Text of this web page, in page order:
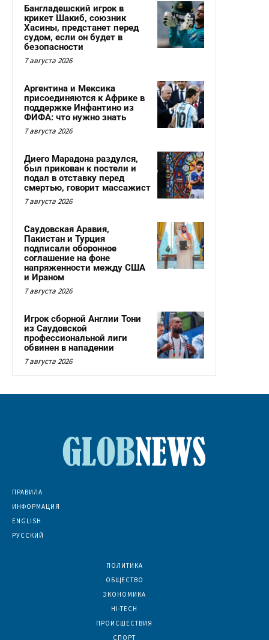
Бангладешский игрок в
крикет Шакиб, союзник
Хасины, предстанет перед
судом, если он будет в
безопасности
7 августа 2026
Аргентина и Мексика
присоединяются к Африке в
поддержке Инфантино из
ФИФА: что нужно знать
7 августа 2026
Диего Марадона раздулся,
был прикован к постели и
подал в отставку перед
смертью, говорит массажист
7 августа 2026
Саудовская Аравия,
Пакистан и Турция
подписали оборонное
соглашение на фоне
напряженности между США
и Ираном
7 августа 2026
Игрок сборной Англии Тони
из Саудовской
профессиональной лиги
обвинен в нападении
7 августа 2026
ПРАВИЛА
ИНФОРМАЦИЯ
ENGLISH
РУССКИЙ
ПОЛИТИКА
ОБЩЕСТВО
ЭКОНОМИКА
HI-TECH
ПРОИСШЕСТВИЯ
СПОРТ